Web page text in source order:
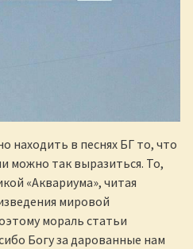
находить в песнях БГ то, что
можно так выразиться. То,
«Аквариума», читая
мировой
мораль статьи
Богу за дарованные нам